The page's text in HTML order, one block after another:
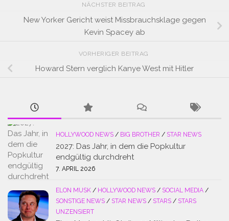
NÄCHSTER BEITRAG
New Yorker Gericht weist Missbrauchsklage gegen
Kevin Spacey ab
VORHERIGER BEITRAG
Howard Stern verglich Kanye West mit Hitler
HOLLYWOOD NEWS / BIG BROTHER / STAR NEWS
2027: Das Jahr, in dem die Popkultur
endgültig durchdreht
7. APRIL 2026
ELON MUSK / HOLLYWOOD NEWS / SOCIAL MEDIA /
SONSTIGE NEWS / STAR NEWS / STARS / STARS
UNZENSIERT